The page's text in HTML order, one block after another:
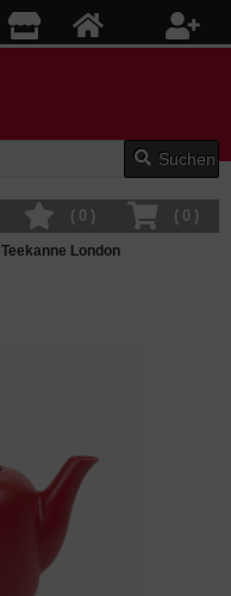
Suchen
( 0 )
( 0 )
Teekanne London